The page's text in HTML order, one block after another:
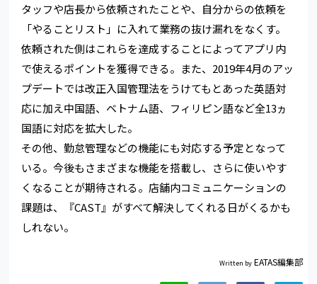
タッフや店長から依頼されたことや、自分からの依頼を
「やることリスト」に入れて業務の抜け漏れをなくす。
依頼された側はこれらを達成することによってアプリ内
で使えるポイントを獲得できる。また、2019年4月のアッ
プデートでは改正入国管理法をうけてもとあった英語対
応に加え中国語、ベトナム語、フィリピン語など全13ヵ
国語に対応を拡大した。
その他、勤怠管理などの機能にも対応する予定となって
いる。今後もさまざまな機能を搭載し、さらに使いやす
くなることが期待される。店舗内コミュニケーションの
課題は、『CAST』がすべて解決してくれる日がくるかも
しれない。
Written byEATAS編集部